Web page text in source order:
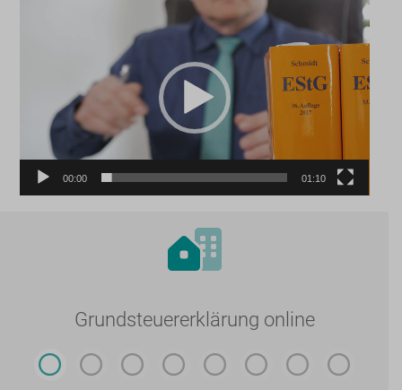
00:00 01:10
Grundsteuererklärung online